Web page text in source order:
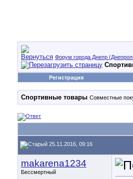
Форум города Днепр
Регистрация
Спортивные товары Совместные
25.11.2016, 09:16
makarena1234
Бессмертный